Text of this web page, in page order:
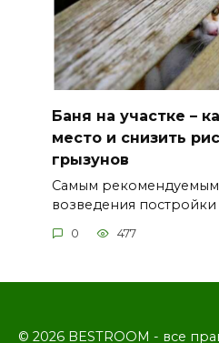
Баня на участке –
место и снизить
грызунов
Самым рекомендуемым
возведения постройки
0 477
© 2026 BESTROOM - все